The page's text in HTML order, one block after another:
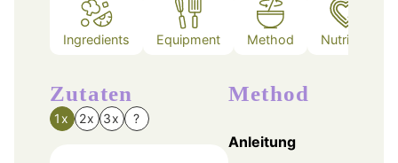
Ingredients Equipment Method Nutrition
Zutaten
1x 2x 3x ?
Method
Anleitung